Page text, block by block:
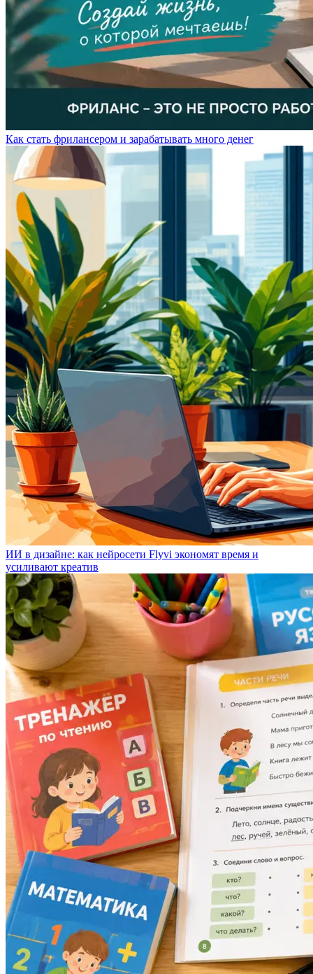
Как стать фрилансером и зарабатывать много денег
ИИ в дизайне: как нейросети Flyvi экономят время и
усиливают креатив